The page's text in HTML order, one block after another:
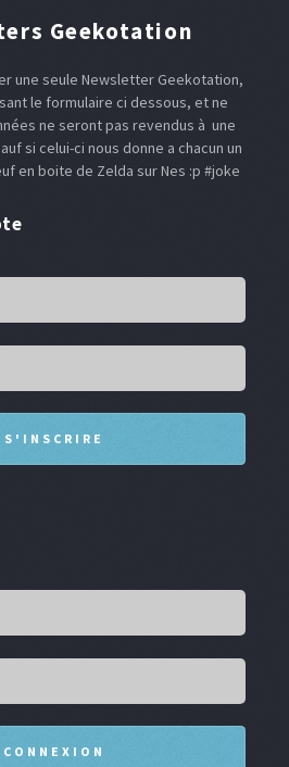
Geekotation
une seule Newsletter Geekotation,
le formulaire ci dessous, et ne
ne seront pas revendus à une
si celui-ci nous donne a chacun un
en boite de Zelda sur Nes :p #joke